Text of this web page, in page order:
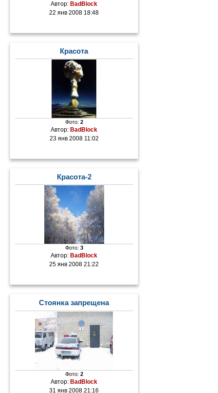
Автор: BadBlock
22 янв 2008 18:48
Красота
Фото: 2
Автор: BadBlock
23 янв 2008 11:02
Красота-2
Фото: 3
Автор: BadBlock
25 янв 2008 21:22
Стоянка запрещена
Фото: 2
Автор:BadBlock
31 янв 2008 21:16